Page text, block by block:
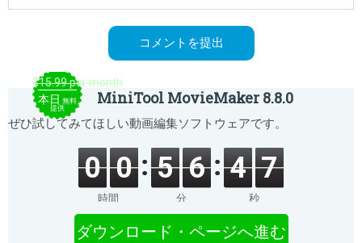
$15.99 per month
本日 無料
提供
MiniTool MovieMaker 8.8.0
ぜひ試してみてほしい動画編集ソフトウェアです。
0 0
時間
5 6
分
4 7
秒
ダウンロード・ページへ進む